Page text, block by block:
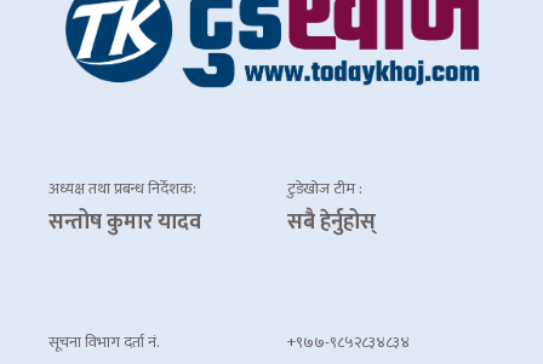
अध्यक्ष तथा प्रबन्ध निर्देशक:
सन्तोष कुमार यादव
टुडेखोज टीम :
सबै हेर्नुहोस्
सूचना विभाग दर्ता नं.
+९७७-९८५२८३४८३४